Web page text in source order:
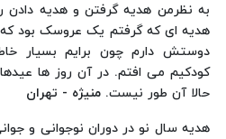
به نظرمن هدیه گرفتن و هدیه
هدیه ای که گرفتم یک عروسک بود
دوستش دارم چون برایم بسیار
کودکیم می افتم. در آن روز ها
حالا آن طور نیست. منیژه - تهران
هدیه سال نو در دوران نوجوانی و